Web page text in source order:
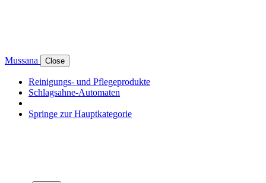
Mussana Close
Reinigungs- und Pflegeprodukte
Schlagsahne-Automaten
Springe zur Hauptkategorie